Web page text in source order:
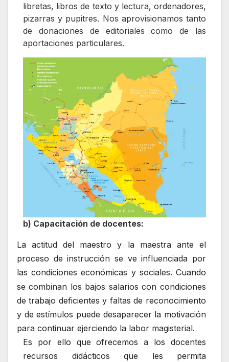
libretas, libros de texto y lectura, ordenadores,
pizarras y pupitres. Nos aprovisionamos tanto
de donaciones de editoriales como de las
aportaciones particulares.
b) Capacitación de docentes:
La actitud del maestro y la maestra ante el
proceso de instrucción se ve influenciada por
las condiciones económicas y sociales. Cuando
se combinan los bajos salarios con condiciones
de trabajo deficientes y faltas de reconocimiento
y de estímulos puede desaparecer la motivación
para continuar ejerciendo la labor magisterial.
Es por ello que ofrecemos a los docentes
recursos didácticos que les permita